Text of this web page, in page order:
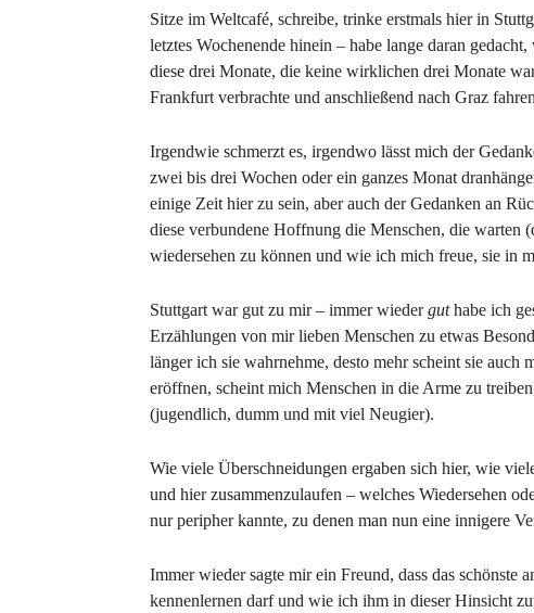
Sitze im Weltcafé, schreibe, trinke erstmals hier in
letztes Wochenende hinein – habe lange daran
diese drei Monate, die keine wirklichen drei Monate
Frankfurt verbrachte und anschließend nach Graz
Irgendwie schmerzt es, irgendwo lässt mich der
zwei bis drei Wochen oder ein ganzes Monat
einige Zeit hier zu sein, aber auch der Gedanken an
diese verbundene Hoffnung die Menschen, die warten
wiedersehen zu können und wie ich mich freue, sie in
Stuttgart war gut zu mir – immer wiederguthabe ich
Erzählungen von mir lieben Menschen zu etwas
länger ich sie wahrnehme, desto mehr scheint sie
eröffnen, scheint mich Menschen in die Arme zu
(jugendlich, dumm und mit viel Neugier).
Wie viele Überschneidungen ergaben sich hier, wie
und hier zusammenzulaufen – welches Wiedersehen
nur peripher kannte, zu denen man nun eine innigere
Immer wieder sagte mir ein Freund, dass das schönste
kennenlernen darf und wie ich ihm in dieser Hinsicht